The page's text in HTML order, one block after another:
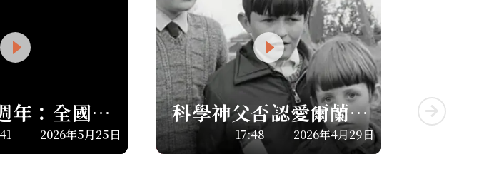
年：全國陣
日遊行
2026年5月25日
科學神父否認愛爾蘭的
三個男孩目睹了聖母顯
17:48 2026年4月29日